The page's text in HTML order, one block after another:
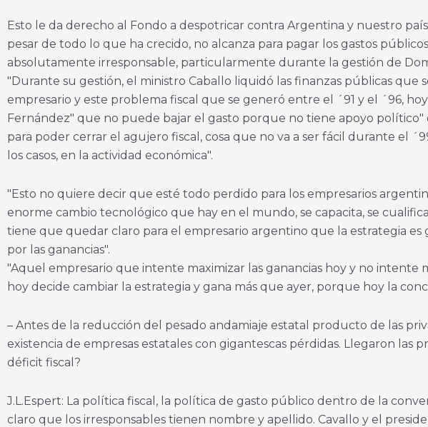
Esto le da derecho al Fondo a despotricar contra Argentina y nuestro
pesar de todo lo que ha crecido, no alcanza para pagar los gastos
absolutamente irresponsable, particularmente durante la gestión de
"Durante su gestión, el ministro Caballo liquidó las finanzas públicas
empresario y este problema fiscal que se generó entre el ´91 y el ´96,
Fernández" que no puede bajar el gasto porque no tiene apoyo
para poder cerrar el agujero fiscal, cosa que no va a ser fácil durante el
los casos, en la actividad económica".
"Esto no quiere decir que esté todo perdido para los empresarios
enorme cambio tecnológico que hay en el mundo, se capacita, se
tiene que quedar claro para el empresario argentino que la estrategia
por las ganancias".
"Aquel empresario que intente maximizar las ganancias hoy y no intente
hoy decide cambiar la estrategia y gana más que ayer, porque hoy la
– Antes de la reducción del pesado andamiaje estatal producto de las
existencia de empresas estatales con gigantescas pérdidas. Llegaron las
déficit fiscal?
J.L.Espert: La política fiscal, la política de gasto público dentro de la
claro que los irresponsables tienen nombre y apellido. Cavallo y el